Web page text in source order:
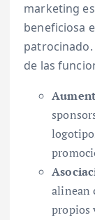
marketing
beneficiosa
de las
alinean
propios